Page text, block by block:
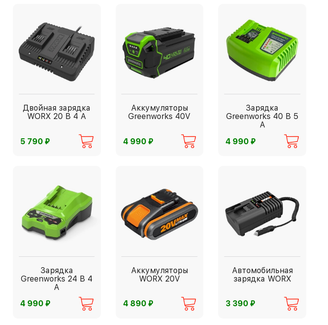
Двойная зарядка
WORX 20 В 4 А
5 790 ⃏
Аккумуляторы
Greenworks 40V
4 990 ⃏
Зарядка
Greenworks 40 В 5
А
4 990⃏
Зарядка
Greenworks 24 В 4
А
4 990 ⃏
Аккумуляторы
WORX 20V
4 890 ⃏
Автомобильная
зарядка WORX
3 390⃏